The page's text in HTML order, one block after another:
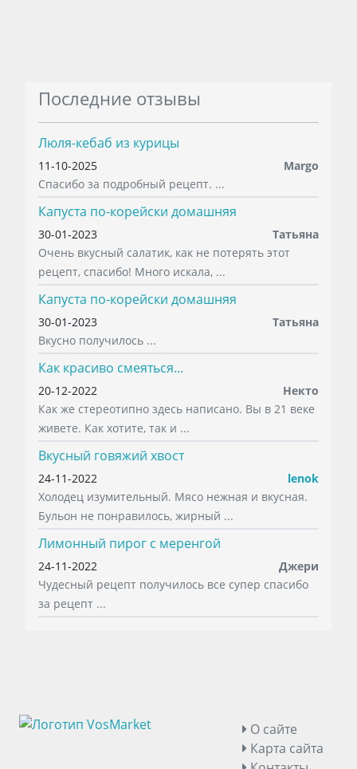
Последние отзывы
Люля-кебаб из курицы
11-10-2025
Margo
Спасибо за подробный рецепт. ...
Капуста по-корейски домашняя
30-01-2023
Татьяна
Очень вкусный салатик, как не потерять этот
рецепт, спасибо! Много искала, ...
Капуста по-корейски домашняя
30-01-2023
Татьяна
Вкусно получилось ...
Как красиво смеяться...
20-12-2022
Некто
Как же стереотипно здесь написано. Вы в 21 веке
живете. Как хотите, так и ...
Вкусный говяжий хвост
24-11-2022
lenok
Холодец изумительный. Мясо нежная и вкусная.
Бульон не понравилось, жирный ...
Лимонный пирог с меренгой
24-11-2022
Джери
Чудесный рецепт получилось все супер спасибо
за рецепт ...
О сайте
Карта сайта